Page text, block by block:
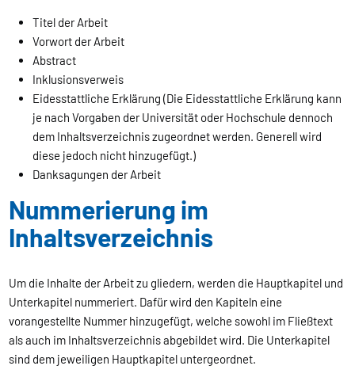
Titel der Arbeit
Vorwort der Arbeit
Abstract
Inklusionsverweis
Eidesstattliche Erklärung (Die Eidesstattliche Erklärung kann
je nach Vorgaben der Universität oder Hochschule dennoch
dem Inhaltsverzeichnis zugeordnet werden. Generell wird
diese jedoch nicht hinzugefügt.)
Danksagungen der Arbeit
Nummerierung im
Inhaltsverzeichnis
Um die Inhalte der Arbeit zu gliedern, werden die Hauptkapitel und
Unterkapitel nummeriert. Dafür wird den Kapiteln eine
vorangestellte Nummer hinzugefügt, welche sowohl im Fließtext
als auch im Inhaltsverzeichnis abgebildet wird. Die Unterkapitel
sind dem jeweiligen Hauptkapitel untergeordnet.